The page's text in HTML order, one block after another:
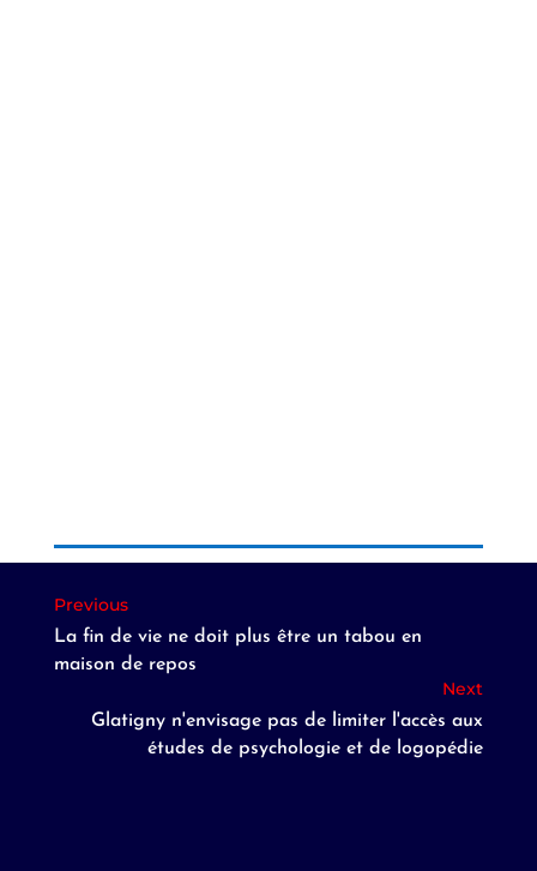
La fin de vie ne doit plus être un tabou en
maison de repos
Glatigny n'envisage pas de limiter l'accès aux
études de psychologie et de logopédie